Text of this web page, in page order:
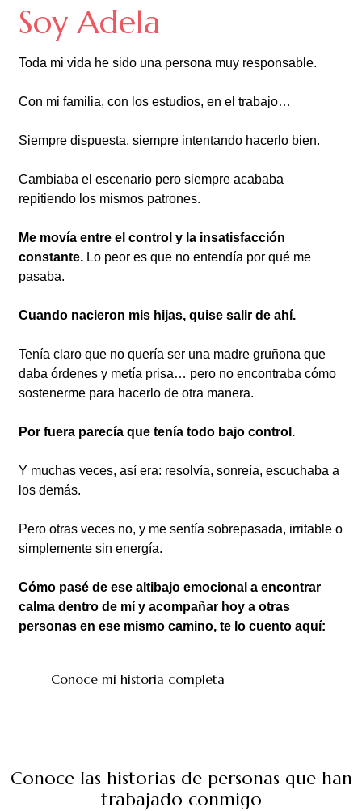
Soy Adela
Toda mi vida he sido una persona muy responsable.
Con mi familia, con los estudios, en el trabajo…
Siempre dispuesta, siempre intentando hacerlo bien.
Cambiaba el escenario pero siempre acababa
repitiendo los mismos patrones.
Me movía entre el control y la insatisfacción
constante. Lo peor es que no entendía por qué me
pasaba.
Cuando nacieron mis hijas, quise salir de ahí.
Tenía claro que no quería ser una madre gruñona que
daba órdenes y metía prisa… pero no encontraba cómo
sostenerme para hacerlo de otra manera.
Por fuera parecía que tenía todo bajo control.
Y muchas veces, así era: resolvía, sonreía, escuchaba a
los demás.
Pero otras veces no, y me sentía sobrepasada, irritable o
simplemente sin energía.
Cómo pasé de ese altibajo emocional a encontrar
calma dentro de mí y acompañar hoy a otras
personas en ese mismo camino, te lo cuento aquí:
Conoce mi historia completa
Conoce las historias de personas que han
trabajado conmigo